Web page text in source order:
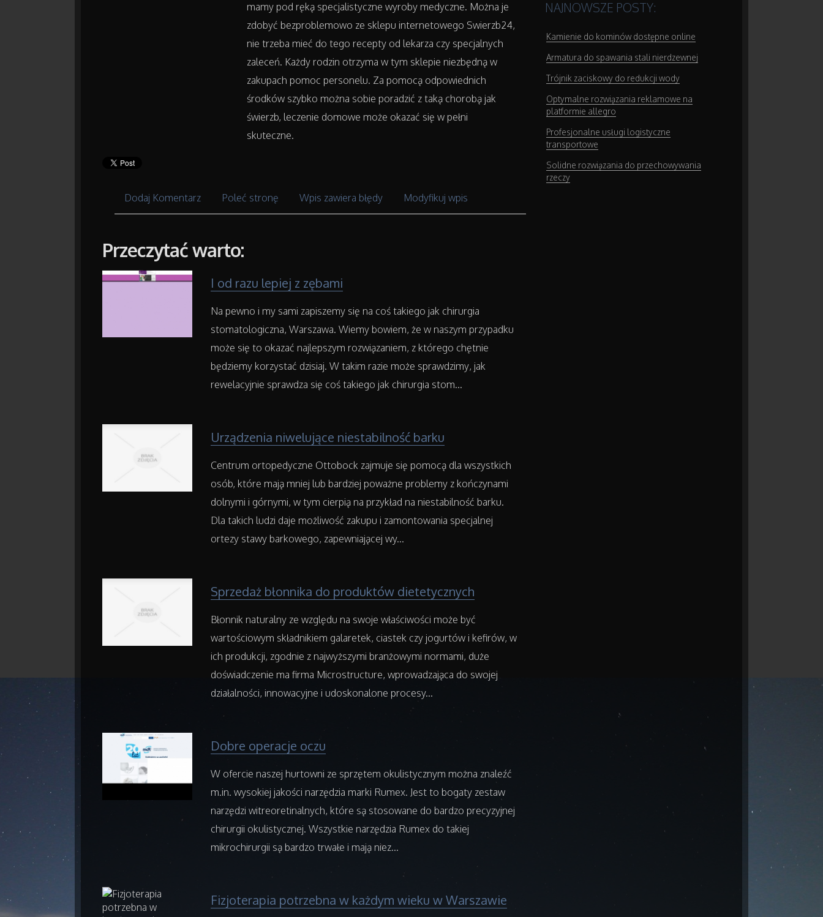
mamy pod ręką specjalistyczne wyroby medyczne. Można je
zdobyć bezproblemowo ze sklepu internetowego Swierzb24,
nie trzeba mieć do tego recepty od lekarza czy specjalnych
zaleceń. Każdy rodzin otrzyma w tym sklepie niezbędną w
zakupach pomoc personelu. Za pomocą odpowiednich
środków szybko można sobie poradzić z taką chorobą jak
świerzb, leczenie domowe może okazać się w pełni
skuteczne.
Dodaj Komentarz Poleć stronę Wpis zawiera błędy Modyfikuj wpis
Przeczytać warto:
I od razu lepiej z zębami
Na pewno i my sami zapiszemy się na coś takiego jak chirurgia
stomatologiczna, Warszawa. Wiemy bowiem, że w naszym przypadku
może się to okazać najlepszym rozwiązaniem, z którego chętnie
będziemy korzystać dzisiaj. W takim razie może sprawdzimy, jak
rewelacyjnie sprawdza się coś takiego jak chirurgia stom...
Urządzenia niwelujące niestabilność barku
Centrum ortopedyczne Ottobock zajmuje się pomocą dla wszystkich
osób, które mają mniej lub bardziej poważne problemy z kończynami
dolnymi i górnymi, w tym cierpią na przykład na niestabilność barku.
Dla takich ludzi daje możliwość zakupu i zamontowania specjalnej
ortezy stawy barkowego, zapewniającej wy...
Sprzedaż błonnika do produktów dietetycznych
Błonnik naturalny ze względu na swoje właściwości może być
wartościowym składnikiem galaretek, ciastek czy jogurtów i kefirów, w
ich produkcji, zgodnie z najwyższymi branżowymi normami, duże
doświadczenie ma firma Microstructure, wprowadzająca do swojej
działalności, innowacyjne i udoskonalone procesy...
Dobre operacje oczu
W ofercie naszej hurtowni ze sprzętem okulistycznym można znaleźć
m.in. wysokiej jakości narzędzia marki Rumex. Jest to bogaty zestaw
narzędzi witreoretinalnych, które są stosowane do bardzo precyzyjnej
chirurgii okulistycznej. Wszystkie narzędzia Rumex do takiej
mikrochirurgii są bardzo trwałe i mają niez...
Fizjoterapia potrzebna w każdym wieku w Warszawie
NAJNOWSZE POSTY:
Kamienie do kominów dostępne online
Armatura do spawania stali nierdzewnej
Trójnik zaciskowy do redukcji wody
Optymalne rozwiązania reklamowe na
platformie allegro
Profesjonalne usługi logistyczne
transportowe
Solidne rozwiązania do przechowywania
rzeczy